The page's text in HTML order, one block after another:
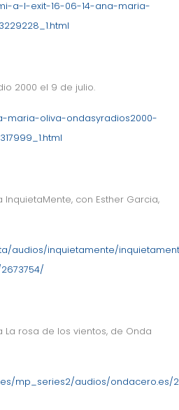
a-l-exit-16-06-14-ana-maria-
2000 el 9 de julio.
maria-oliva-ondasyradios2000-
con Esther Garcia,
audios/inquietamente/
rosa de los vientos, de Onda
mp_series2/audios/ondacero.es/